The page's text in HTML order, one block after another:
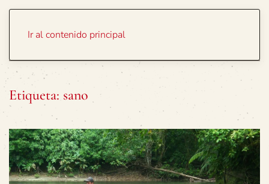
Ir al contenido principal
Etiqueta: sano